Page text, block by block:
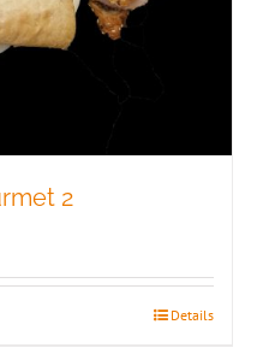
2
Details